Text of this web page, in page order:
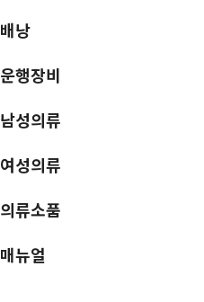
특가/이월상품
배낭
운행장비
남성의류
여성의류
의류소품
매뉴얼